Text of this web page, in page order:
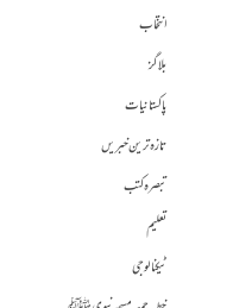
انتخاب
بلاگز
پاکستانیات
تازہ ترین خبریں
تبصرہ کتب
تعلیم
ٹیکنالوجی